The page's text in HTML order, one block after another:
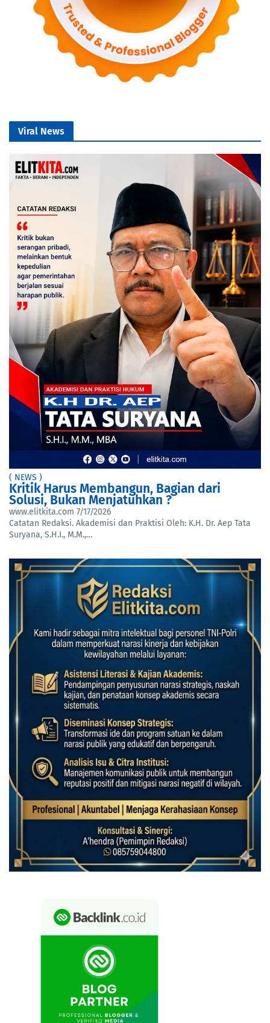
Viral News
( NEWS )
Kritik Harus Membangun, Bagian dari
Solusi, Bukan Menjatuhkan ?
www.elitkita.com 7/17/2026
Catatan Redaksi. Akademisi dan Praktisi Oleh: K.H. Dr. Aep Tata
Suryana, S.H.I., M.M.,…